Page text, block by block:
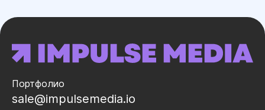
Портфолио
sale@impulsemedia.io